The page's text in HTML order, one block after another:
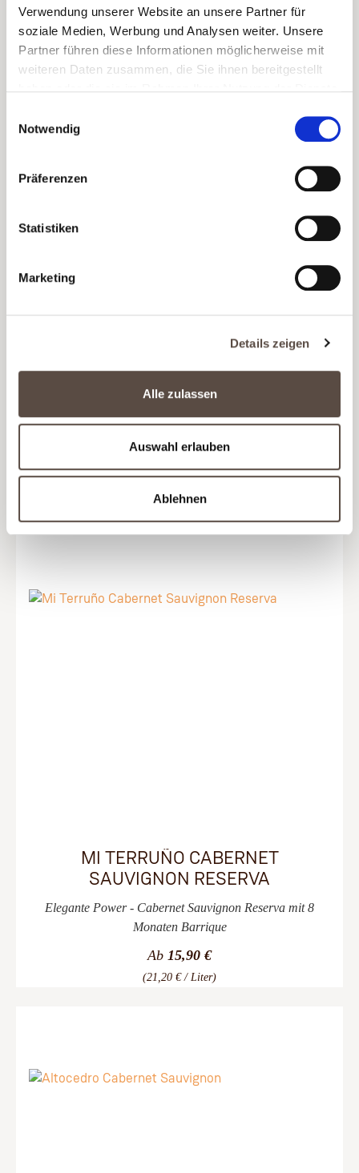
Verwendung unserer Website an unsere Partner für
soziale Medien, Werbung und Analysen weiter. Unsere
Partner führen diese Informationen möglicherweise mit
weiteren Daten zusammen, die Sie ihnen bereitgestellt
Notwendig
Präferenzen
Statistiken
Marketing
Details zeigen
Alle zulassen
Auswahl erlauben
Ablehnen
Produktgalerie überspringen
BEST OF CABERNET SAUVIGNON
Feine Auswahl bester Cabernet Sauvignon Rotweine
(31,89 € / Liter)
MI TERRUÑO CABERNET
SAUVIGNON RESERVA
Elegante Power - Cabernet Sauvignon Reserva mit 8
Monaten Barrique
Ab 15,90 €
(21,20 € / Liter)